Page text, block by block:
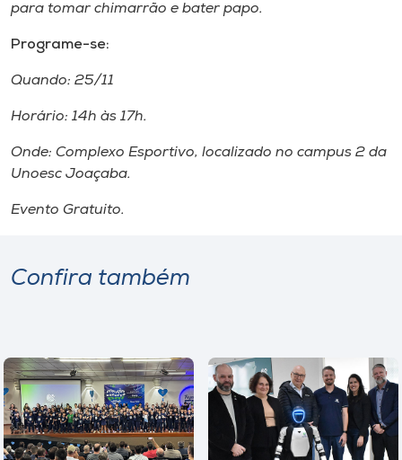
Selecione
A+
para tomar chimarrão e bater papo.
Programe-se:
Quando: 25/11
Horário: 14h às 17h.
Onde: Complexo Esportivo, localizado no campus 2 da
Unoesc Joaçaba.
Evento Gratuito.
Confira também